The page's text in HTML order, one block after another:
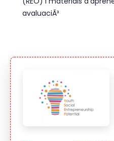
avaluaciÃ³